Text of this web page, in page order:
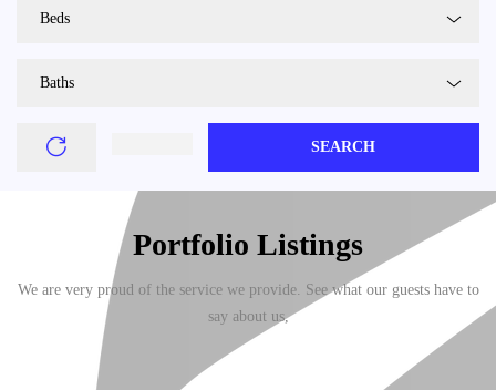
Beds
Baths
SEARCH
Portfolio Listings
We are very proud of the service we provide. See what our guests have to
say about us,